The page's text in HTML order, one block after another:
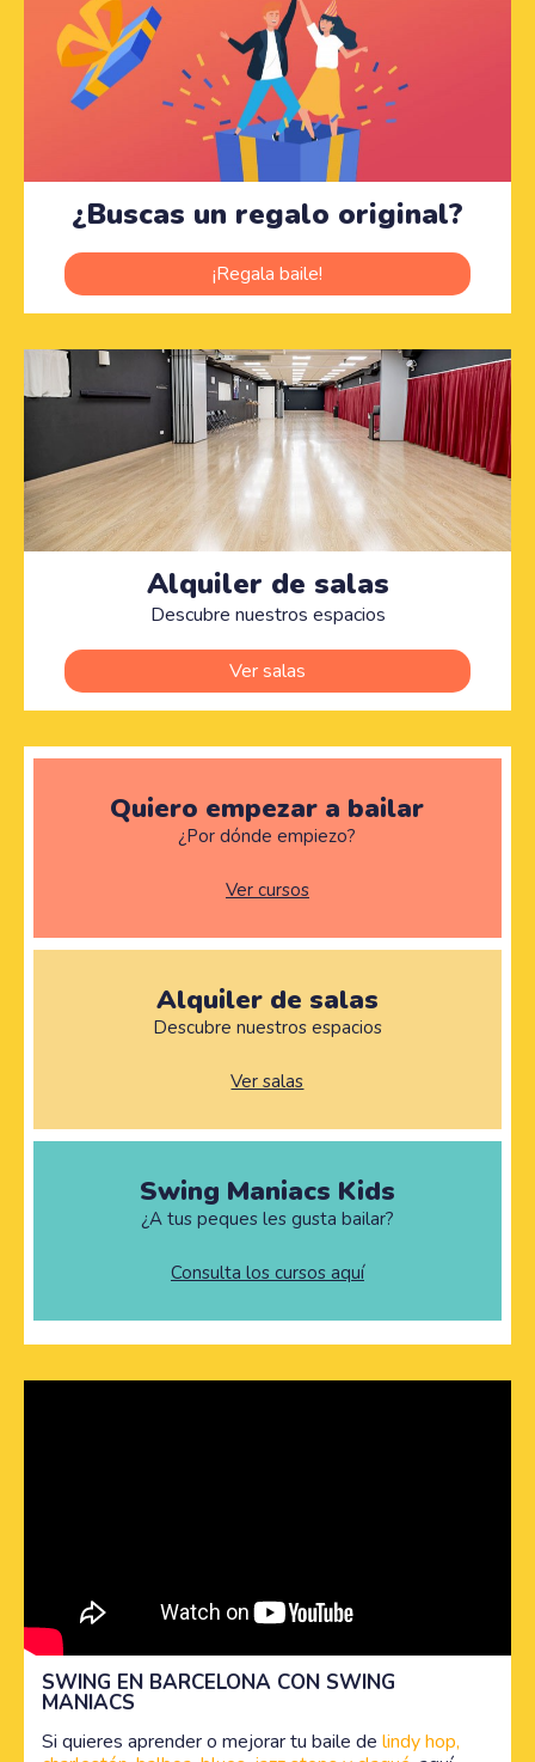
¿Buscas un regalo original?
¡Regala baile!
Alquiler de salas
Descubre nuestros espacios
Ver salas
Quiero empezar a bailar
¿Por dónde empiezo?
Ver cursos
Alquiler de salas
Descubre nuestros espacios
Ver salas
Swing Maniacs Kids
¿A tus peques les gusta bailar?
Consulta los cursos aquí
SWING EN BARCELONA CON SWING
MANIACS
Si quieres aprender o mejorar tu baile de lindy hop,